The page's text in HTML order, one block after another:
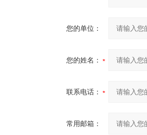
您的单位：
您的姓名：
联系电话：
常用邮箱：